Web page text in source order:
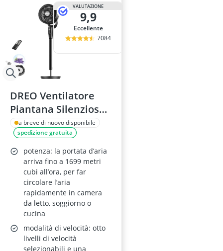
VALUTAZIONE
9,9
Eccellente
7084
DREO Ventilatore
Piantana Silenzioso
con Telecomando
a breve di nuovo disponibile
spedizione gratuita
potenza: la portata d’aria
arriva fino a 1699 metri
cubi all’ora, per far
circolare l’aria
rapidamente in camera
da letto, soggiorno o
cucina
modalità di velocità: otto
livelli di velocità
selezionabili e una